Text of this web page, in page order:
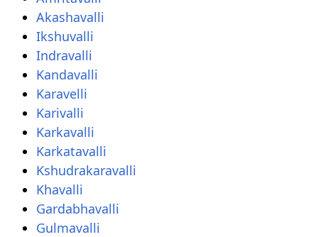
Akashavalli
Ikshuvalli
Indravalli
Kandavalli
Karavelli
Karivalli
Karkavalli
Karkatavalli
Kshudrakaravalli
Khavalli
Gardabhavalli
Gulmavalli